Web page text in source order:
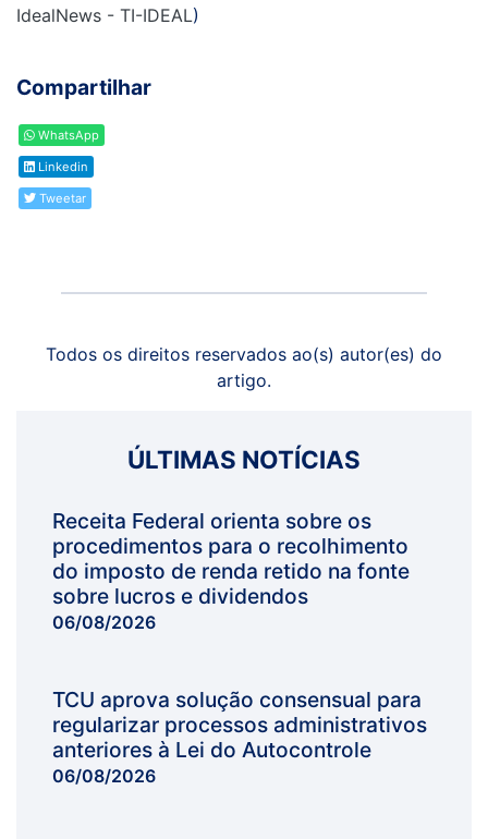
IdealNews - TI-IDEAL)
Compartilhar
WhatsApp
Linkedin
Tweetar
Todos os direitos reservados ao(s) autor(es) do
artigo.
ÚLTIMAS NOTÍCIAS
Receita Federal orienta sobre os
procedimentos para o recolhimento
do imposto de renda retido na fonte
sobre lucros e dividendos
06/08/2026
TCU aprova solução consensual para
regularizar processos administrativos
anteriores à Lei do Autocontrole
06/08/2026